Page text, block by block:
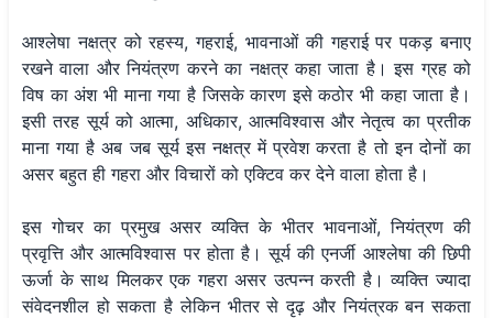
आश्लेषा नक्षत्र को रहस्य, गहराई, भावनाओं की गहराई पर पकड़ बनाए
रखने वाला और नियंत्रण करने का नक्षत्र कहा जाता है। इस ग्रह को
विष का अंश भी माना गया है जिसके कारण इसे कठोर भी कहा जाता है।
इसी तरह सूर्य को आत्मा, अधिकार, आत्मविश्वास और नेतृत्व का प्रतीक
माना गया है अब जब सूर्य इस नक्षत्र में प्रवेश करता है तो इन दोनों का
असर बहुत ही गहरा और विचारों को एक्टिव कर देने वाला होता है।
इस गोचर का प्रमुख असर व्यक्ति के भीतर भावनाओं, नियंत्रण की
प्रवृत्ति और आत्मविश्वास पर होता है। सूर्य की एनर्जी आश्लेषा की छिपी
ऊर्जा के साथ मिलकर एक गहरा असर उत्पन्न करती है। व्यक्ति ज्यादा
संवेदनशील हो सकता है लेकिन भीतर से दृढ़ और नियंत्रक बन सकता